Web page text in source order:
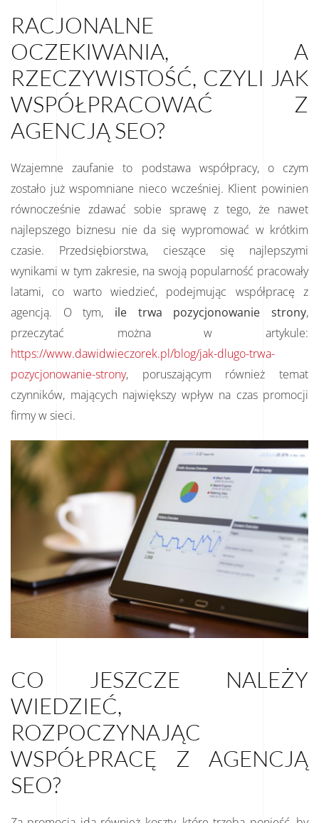
RACJONALNE
OCZEKIWANIA, A
RZECZYWISTOŚĆ, CZYLI JAK
WSPÓŁPRACOWAĆ Z
AGENCJĄ SEO?
Wzajemne zaufanie to podstawa współpracy, o czym
zostało już wspomniane nieco wcześniej. Klient powinien
równocześnie zdawać sobie sprawę z tego, że nawet
najlepszego biznesu nie da się wypromować w krótkim
czasie. Przedsiębiorstwa, cieszące się najlepszymi
wynikami w tym zakresie, na swoją popularność pracowały
latami, co warto wiedzieć, podejmując współpracę z
agencją. O tym, ile trwa pozycjonowanie strony,
przeczytać można w artykule:
https://www.dawidwieczorek.pl/blog/jak-dlugo-trwa-
pozycjonowanie-strony, poruszającym również temat
czynników, mających największy wpływ na czas promocji
firmy w sieci.
CO JESZCZE NALEŻY
WIEDZIEĆ,
ROZPOCZYNAJĄC
WSPÓŁPRACĘ Z AGENCJĄ
SEO?